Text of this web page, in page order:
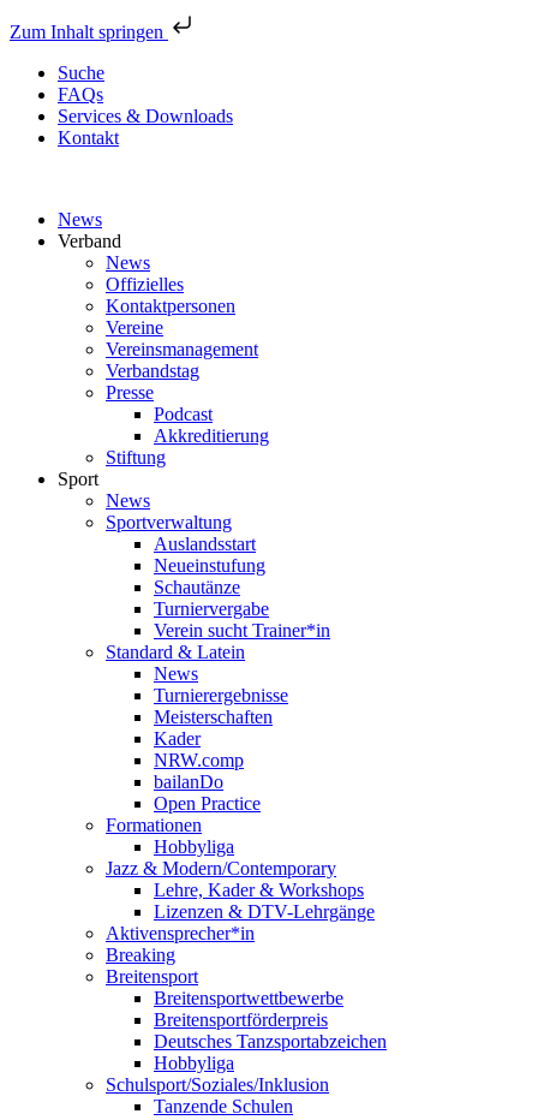
Zum Inhalt springen
Suche
FAQs
Services & Downloads
Kontakt
News
Verband
News
Offizielles
Kontaktpersonen
Vereine
Vereinsmanagement
Verbandstag
Presse
Podcast
Akkreditierung
Stiftung
Sport
News
Sportverwaltung
Auslandsstart
Neueinstufung
Schautänze
Turniervergabe
Verein sucht Trainer*in
Standard & Latein
News
Turnierergebnisse
Meisterschaften
Kader
NRW.comp
bailanDo
Open Practice
Formationen
Hobbyliga
Jazz & Modern/Contemporary
Lehre, Kader & Workshops
Lizenzen & DTV-Lehrgänge
Aktivensprecher*in
Breaking
Breitensport
Breitensportwettbewerbe
Breitensportförderpreis
Deutsches Tanzsportabzeichen
Hobbyliga
Schulsport/Soziales/Inklusion
Tanzende Schulen